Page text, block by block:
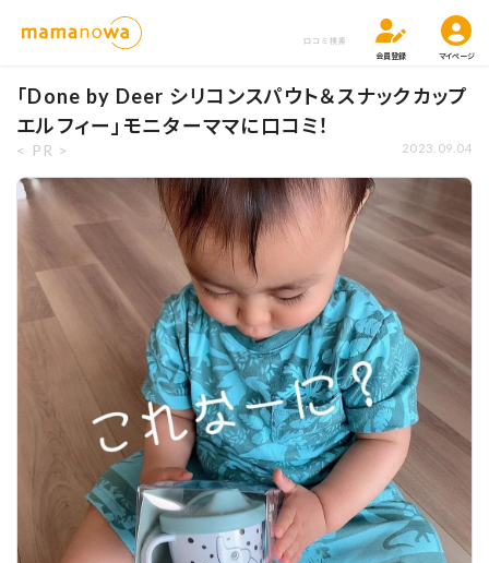
口コミ検索
会員登録
マイページ
「Done by Deer シリコンスパウト＆スナックカップ
エルフィー」モニターママに口コミ！
< PR > 2023.09.04